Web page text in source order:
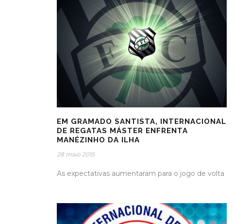
EM GRAMADO SANTISTA, INTERNACIONAL
DE REGATAS MÁSTER ENFRENTA
MANÉZINHO DA ILHA
28 maio 2015
As expectativas aumentaram para o jogo de volta